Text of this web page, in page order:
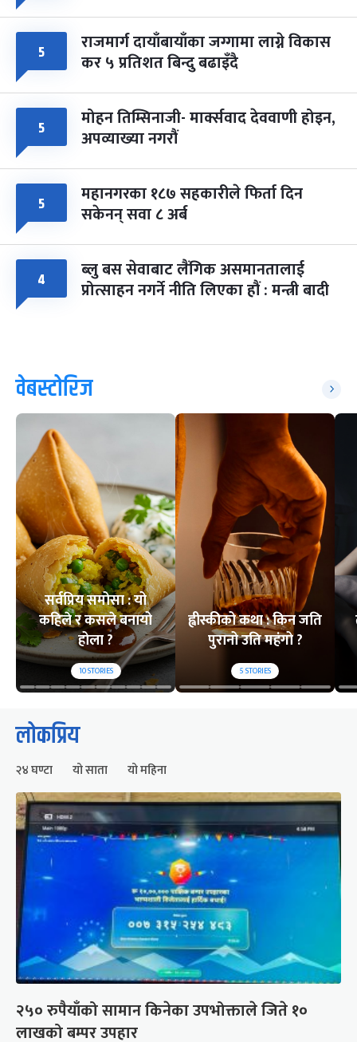
५ राजमार्ग दायाँबायाँका जग्गामा लाग्ने विकास
कर ५ प्रतिशत बिन्दु बढाइँदै
५ मोहन तिम्सिनाजी- मार्क्सवाद देववाणी होइन,
अपव्याख्या नगरौं
५ महानगरका १८७ सहकारीले फिर्ता दिन
सकेनन् सवा ८ अर्ब
४ ब्लु बस सेवाबाट लैंगिक असमानतालाई
प्रोत्साहन नगर्ने नीति लिएका हौं : मन्त्री बादी
वेबस्टोरिज
सर्वप्रिय समोसा : यो
कहिले र कसले बनायो
होला ?
10STORIES
ह्वीस्कीको कथा : किन जति
पुरानो उति महंगो ?
5STORIES
लोकप्रिय
२४ घण्टा यो साता यो महिना
२५० रुपैयाँको सामान किनेका उपभोक्ताले जिते १०
लाखको बम्पर उपहार